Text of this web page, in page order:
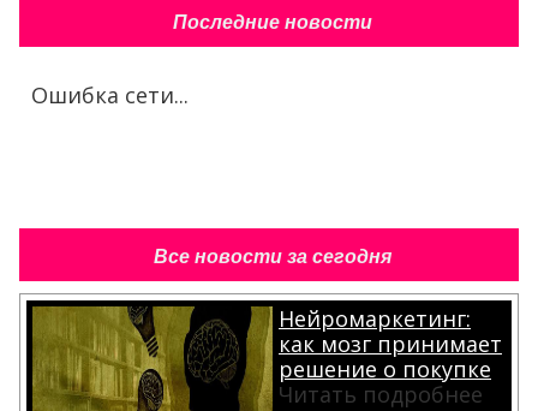
Последние новости
Ошибка сети...
Все новости за сегодня
Нейромаркетинг:
как мозг принимает
решение о покупке
Читать подробнее